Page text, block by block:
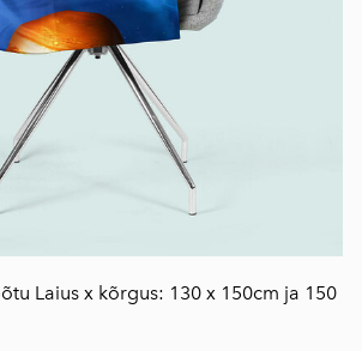
Laius x kõrgus: 130 x 150cm ja 150